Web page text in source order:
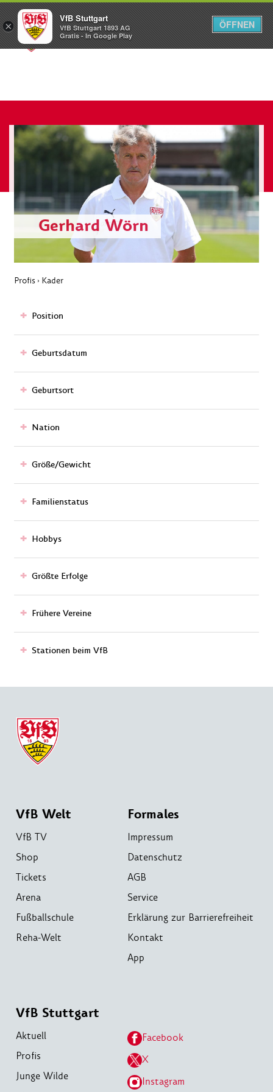
Menü
Gerhard Wörn
Profis › Kader
Position
Geburtsdatum
Geburtsort
Nation
Größe/Gewicht
Familienstatus
Hobbys
Größte Erfolge
Frühere Vereine
Stationen beim VfB
VfB Welt
VfB TV
Shop
Tickets
Arena
Fußballschule
Reha-Welt
Formales
Impressum
Datenschutz
AGB
Service
Erklärung zur Barrierefreiheit
Kontakt
App
VfB Stuttgart
Aktuell
Profis
Junge Wilde
Facebook
X
Instagram
×
VfB Stuttgart
VfB Stuttgart 1893 AG
Gratis - In Google Play
ÖFFNEN